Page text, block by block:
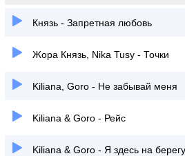
Князь - Запретная любовь
Жора Князь, Nika Tusy - Точки
Kiliana, Goro - Не забывай меня
Kiliana & Goro - Рейс
Kiliana & Goro - Я здесь на